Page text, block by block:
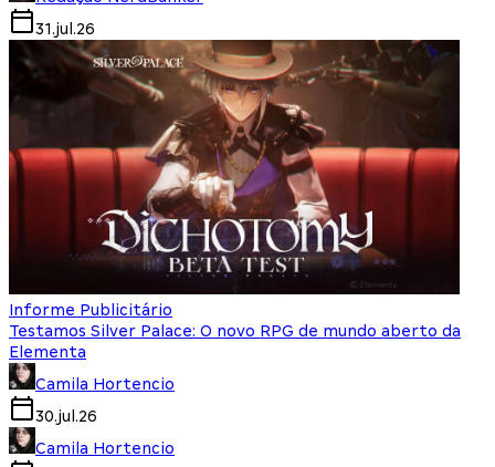
31.jul.26
Informe Publicitário
Testamos Silver Palace: O novo RPG de mundo aberto da
Elementa
Camila Hortencio
30.jul.26
Camila Hortencio